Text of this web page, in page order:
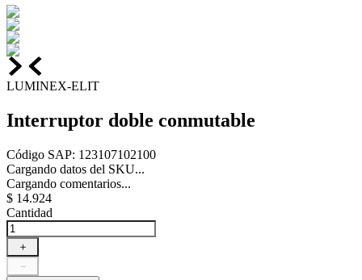
LUMINEX-ELIT
Interruptor doble conmutable
Código SAP: 123107102100
Cargando datos del SKU...
Cargando comentarios...
$ 14.924
Cantidad
＋
－